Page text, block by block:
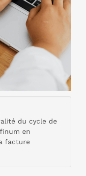
du cycle de
en
facture